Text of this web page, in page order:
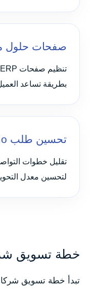
صفحات حلول
بطريقة تساعد
تحسين طلب Demo
تقليل خطوات
لتحسين معدل
خطة تسويق
تبدأ خطة تسويق